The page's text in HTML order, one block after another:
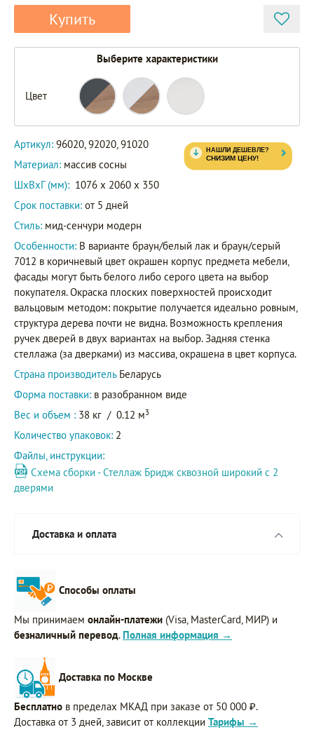
Купить
Выберите характеристики
Цвет
96020
92020
91020
Артикул: 96020, 92020, 91020
Материал: массив сосны
ШxВxГ (мм): 1076 x 2060 x 350
Срок поставки: от 5 дней
Стиль: мид-сенчури модерн
Особенности: В варианте браун/белый лак и браун/серый
7012 в коричневый цвет окрашен корпус предмета мебели,
фасады могут быть белого либо серого цвета на выбор
покупателя. Окраска плоских поверхностей происходит
вальцовым методом: покрытие получается идеально ровным,
структура дерева почти не видна. Возможность крепления
ручек дверей в двух вариантах на выбор. Задняя стенка
стеллажа (за дверками) из массива, окрашена в цвет корпуса.
Страна производитель Беларусь
Форма поставки: в разобранном виде
Вес и объем : 38 кг / 0.12 м3
Количество упаковок: 2
Файлы, инструкции:
Схема сборки - Стеллаж Бридж сквозной широкий с 2
дверями
Доставка и оплата
Способы оплаты
Мы принимаем онлайн-платежи (Visa, MasterCard, МИР) и
безналичный перевод. Полная информация →
Доставка по Москве
Бесплатно в пределах МКАД при заказе от 50 000 ₽.
Доставка от 3 дней, зависит от коллекции Тарифы →